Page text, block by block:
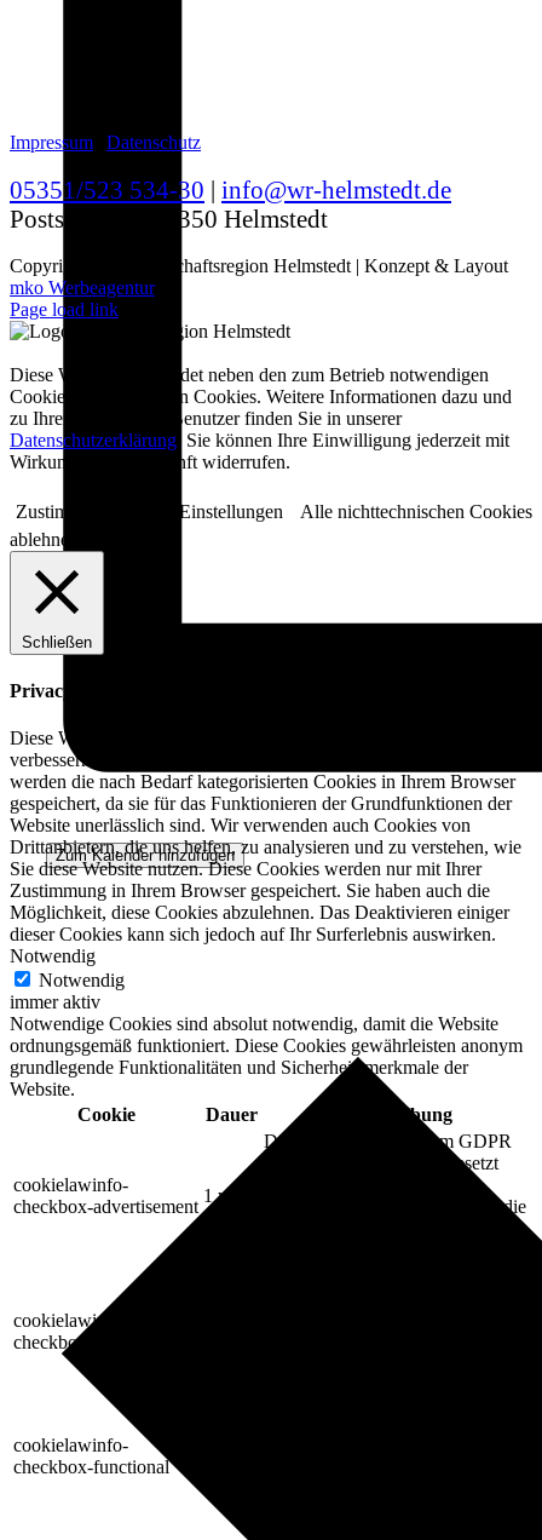
Zum Kalender hinzufügen
Impressum Datenschutz
05351/523 534-30 | info@wr-helmstedt.de
Poststraße 3 | 38350 Helmstedt
Copyright
2026 Wirtschaftsregion Helmstedt | Konzept & Layout
mko Werbeagentur
Page load link
Diese Website verwendet neben den zum Betrieb notwendigen
Cookies keine weiteren Cookies. Weitere Informationen dazu und
zu Ihren Rechten als Benutzer finden Sie in unserer
Datenschutzerklärung . Sie können Ihre Einwilligung jederzeit mit
Wirkung für die Zukunft widerrufen.
Zustimmen Cookie Einstellungen
Alle nichttechnischen Cookies
ablehnen
Schließen
Privacy Overview
Diese Website verwendet Cookies, um Ihre Erfahrung zu
verbessern, während Sie durch die Website navigieren. Von diesen
werden die nach Bedarf kategorisierten Cookies in Ihrem Browser
gespeichert, da sie für das Funktionieren der Grundfunktionen der
Website unerlässlich sind. Wir verwenden auch Cookies von
Drittanbietern, die uns helfen, zu analysieren und zu verstehen, wie
Sie diese Website nutzen. Diese Cookies werden nur mit Ihrer
Zustimmung in Ihrem Browser gespeichert. Sie haben auch die
Möglichkeit, diese Cookies abzulehnen. Das Deaktivieren einiger
dieser Cookies kann sich jedoch auf Ihr Surferlebnis auswirken.
Notwendig
Notwendig
immer aktiv
Notwendige Cookies sind absolut notwendig, damit die Website
ordnungsgemäß funktioniert. Diese Cookies gewährleisten anonym
grundlegende Funktionalitäten und Sicherheitsmerkmale der
Website.
Cookie
Dauer Beschreibung
cookielawinfo-
checkbox-advertisement
1 year
Dieses Cookie wird vom GDPR
Cookie Consent Plugin gesetzt
und wird verwendet, um die
Zustimmung des Benutzers für die
cookielawinfo-
checkbox-analytics
cookielawinfo-
checkbox-functional